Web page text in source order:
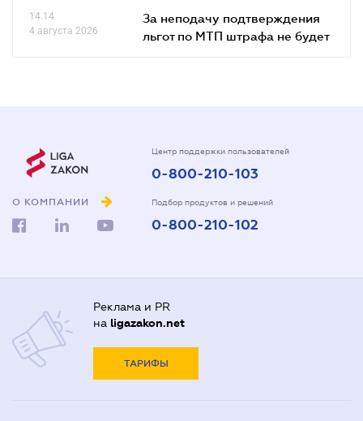
14.14
4 августа 2026
За неподачу подтверждения
льгот по МТП штрафа не будет
О КОМПАНИИ
Центр поддержки пользователей
0-800-210-103
Подбор продуктов и решений
0-800-210-102
Реклама и PR
на ligazakon.net
ТАРИФЫ